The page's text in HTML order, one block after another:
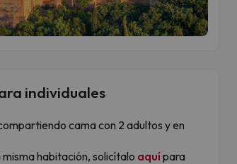
individuales
cama con 2 adultos y en
habitación, solicítalo aquípara